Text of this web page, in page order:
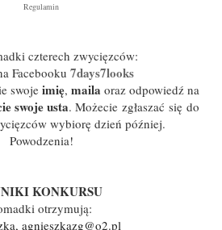
Regulamin
czterech zwycięzców:
Facebooku 7days7looks
swoje imię, maila oraz odpowiedź na
swoje usta. Możecie zgłaszać się do
wybiorę dzień później.
Powodzenia!
KONKURSU
otrzymują:
agnieszkazg@o2.pl